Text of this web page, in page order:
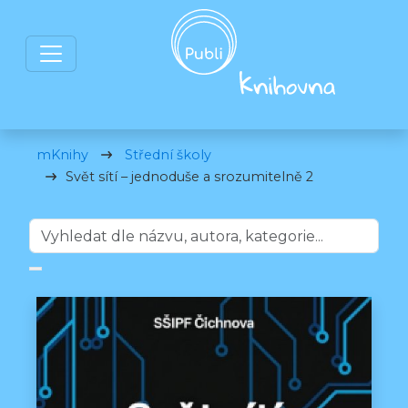
mKnihy
Střední školy
Svět sítí – jednoduše a srozumitelně 2